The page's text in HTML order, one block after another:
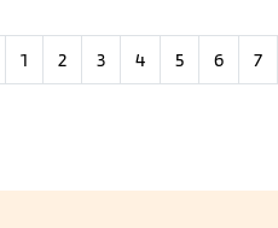
1 2 3 4 5 6 7